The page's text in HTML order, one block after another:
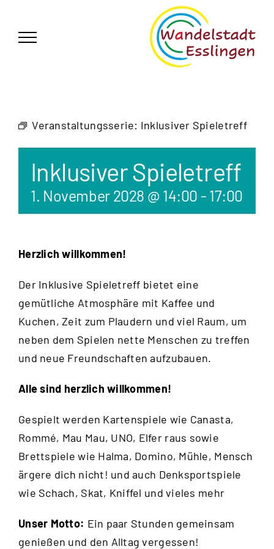
springen
Veranstaltungsserie: Inklusiver Spieletreff
Inklusiver Spieletreff
1. November 2028 @ 14:00 - 17:00
Herzlich willkommen!
Der Inklusive Spieletreff bietet eine
gemütliche Atmosphäre mit Kaffee und
Kuchen, Zeit zum Plaudern und viel Raum, um
neben dem Spielen nette Menschen zu treffen
und neue Freundschaften aufzubauen.
Alle sind herzlich willkommen!
Gespielt werden Kartenspiele wie Canasta,
Rommé, Mau Mau, UNO, Elfer raus sowie
Brettspiele wie Halma, Domino, Mühle, Mensch
ärgere dich nicht! und auch Denksportspiele
wie Schach, Skat, Kniffel und vieles mehr
Unser Motto: Ein paar Stunden gemeinsam
genießen und den Alltag vergessen!